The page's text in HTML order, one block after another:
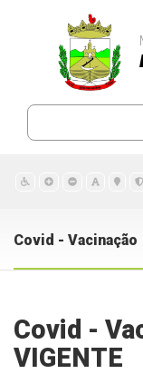
Covid - Vacinação
Covid -
VIGENTE